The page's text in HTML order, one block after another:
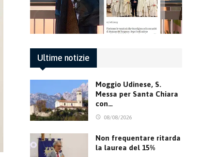
Ultime notizie
Moggio Udinese, S.
Messa per Santa Chiara
con…
08/08/2026
Non frequentare ritarda
la laurea del 15%